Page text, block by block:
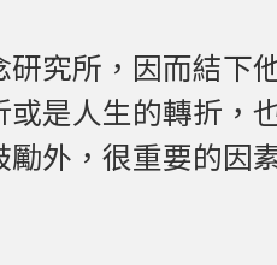
究所，因而結下
是人生的轉折，
外，很重要的因